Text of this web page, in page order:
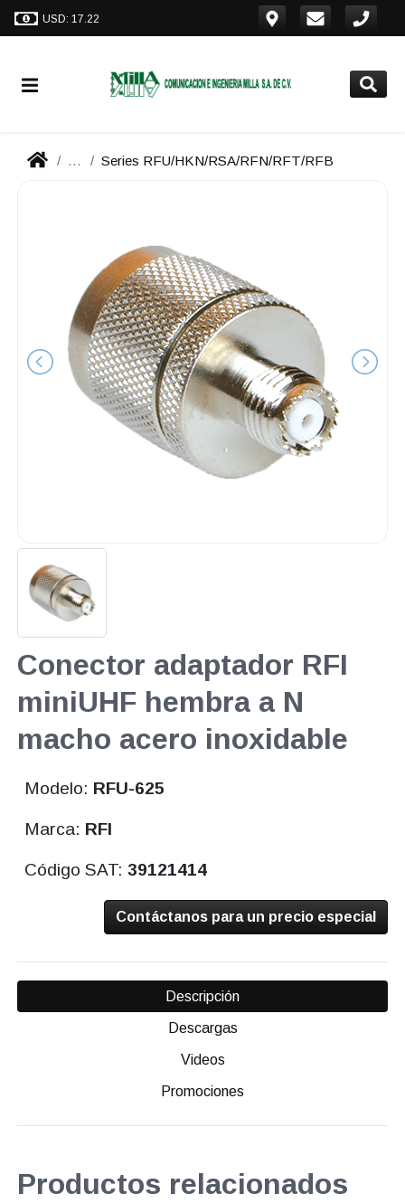
USD: 17.22
... Series RFU/HKN/RSA/RFN/RFT/RFB
Conector adaptador RFI
miniUHF hembra a N
macho acero inoxidable
Modelo: RFU-625
Marca: RFI
Código SAT:39121414
Contáctanos para un precio especial
Descripción
Descargas
Videos
Promociones
Productos relacionados